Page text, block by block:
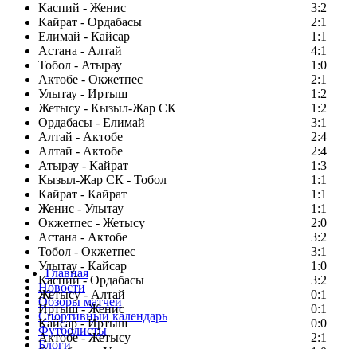
Каспий - Женис
3:2
Кайрат - Ордабасы
2:1
Елимай - Кайсар
1:1
Астана - Алтай
4:1
Тобол - Атырау
1:0
Актобе - Окжетпес
2:1
Улытау - Иртыш
1:2
Жетысу - Кызыл-Жар СК
1:2
Ордабасы - Елимай
3:1
Алтай - Актобе
2:4
Алтай - Актобе
2:4
Атырау - Кайрат
1:3
Кызыл-Жар СК - Тобол
1:1
Кайрат - Кайрат
1:1
Женис - Улытау
1:1
Окжетпес - Жетысу
2:0
Астана - Актобе
3:2
Тобол - Окжетпес
3:1
Улытау - Кайсар
1:0
Каспий - Ордабасы
3:2
Жетысу - Алтай
0:1
Иртыш - Женис
0:1
Кайсар - Иртыш
0:0
Актобе - Жетысу
2:1
Главная
Новости
Обзоры матчей
Спортивный календарь
Футболисты
Блоги